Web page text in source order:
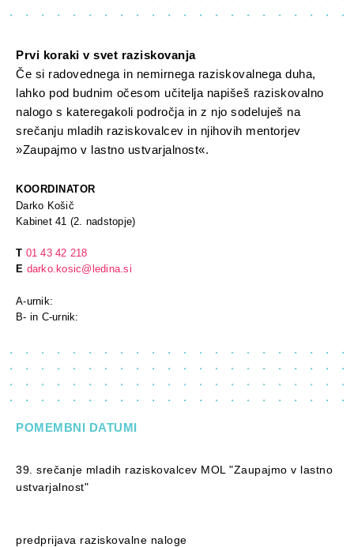
Prvi koraki v svet raziskovanja
Če si radovednega in nemirnega raziskovalnega duha,
lahko pod budnim očesom učitelja napišeš raziskovalno
nalogo s kateregakoli področja in z njo sodeluješ na
srečanju mladih raziskovalcev in njihovih mentorjev
»Zaupajmo v lastno ustvarjalnost«.
KOORDINATOR
Darko Košič
Kabinet 41 (2. nadstopje)
T 01 43 42 218
E darko.kosic@ledina.si
A-urnik:
B- in C-urnik:
POMEMBNI DATUMI
39. srečanje mladih raziskovalcev MOL "Zaupajmo v lastno
ustvarjalnost"
predprijava raziskovalne naloge